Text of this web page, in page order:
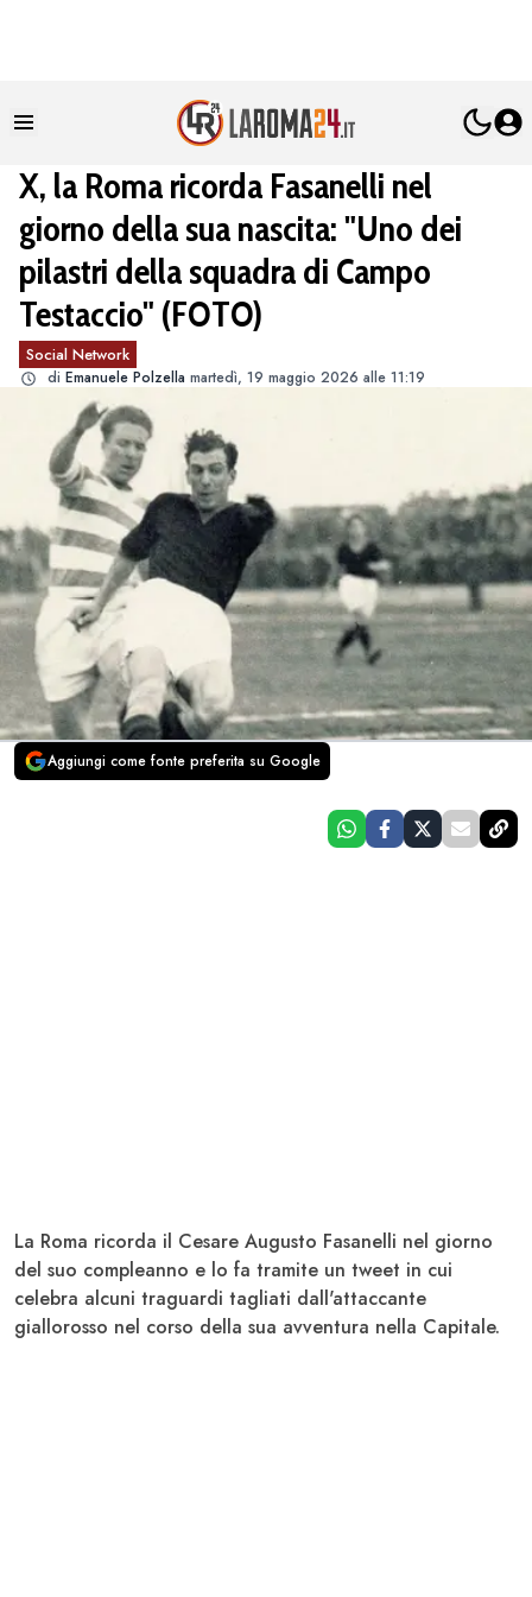
X, la Roma ricorda Fasanelli nel
giorno della sua nascita: "Uno dei
pilastri della squadra di Campo
Testaccio" (FOTO)
Social Network
di Emanuele Polzella martedì, 19 maggio 2026 alle 11:19
Aggiungi come fonte preferita su Google
La Roma ricorda il Cesare Augusto Fasanelli nel giorno
del suo compleanno e lo fa tramite un tweet in cui
celebra alcuni traguardi tagliati dall'attaccante
giallorosso nel corso della sua avventura nella Capitale.